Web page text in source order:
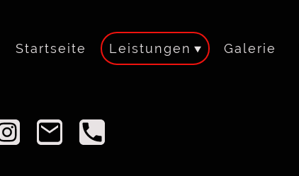
Startseite Leistungen Galerie